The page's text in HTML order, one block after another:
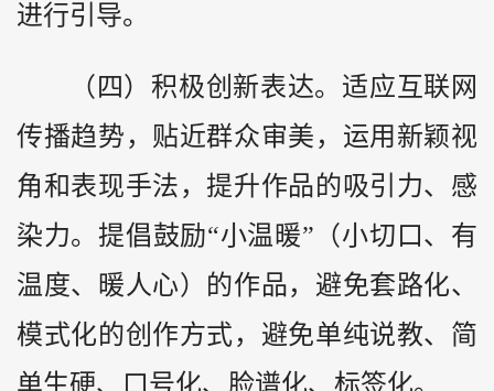
进行引导。
（四）积极创新表达。适应互联网
传播趋势，贴近群众审美，运用新颖视
角和表现手法，提升作品的吸引力、感
染力。提倡鼓励“小温暖”（小切口、有
温度、暖人心）的作品，避免套路化、
模式化的创作方式，避免单纯说教、简
单生硬、口号化、脸谱化、标签化。